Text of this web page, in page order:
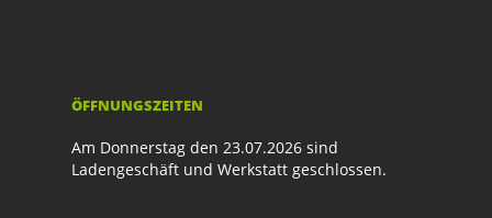
ÖFFNUNGSZEITEN
Am Donnerstag den 23.07.2026 sind
Ladengeschäft und Werkstatt geschlossen.